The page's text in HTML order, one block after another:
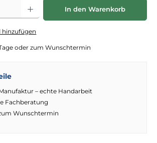
gewünschten Wert ein oder benutze die
In den Warenkorb
hinzufügen
oder zum Wunschtermin
– echte Handarbeit
Fachberatung
Wunschtermin